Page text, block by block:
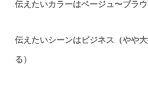
伝えたいカラーはベージュ〜ブラ
伝えたいシーンはビジネス（やや
る）